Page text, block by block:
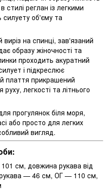
стилі реглан із легкими
об'єму та
на спинці, зав'язаний
образу жіночності та
проходить акуратний
і підкреслює
плаття прикрашений
легкості та літнього
прогулянок біля моря,
або просто для легких
вигляд.
см, довжина рукава від
— 46 см, ОГ — 110 см,